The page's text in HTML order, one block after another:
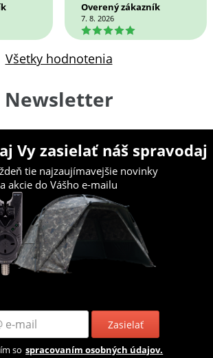
Overený zákazník
7. 8. 2026
5
Všetky hodnotenia
Newsletter
Vy zasielať náš spravodaj
tie najzaujímavejšie novinky
a akcie do Vášho e-mailu
Zasielať
so spracovaním osobných údajov.